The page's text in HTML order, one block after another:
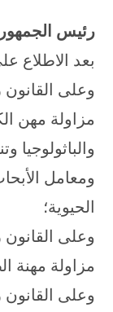
رئيس
بعد الاطلاع
مزاولة مهن
ومعامل
الحيوية؛
مزاولة مهنة